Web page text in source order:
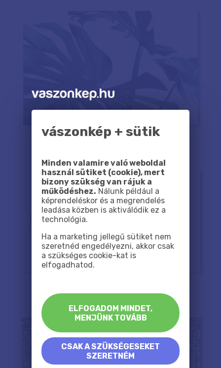
vászonkép + sütik
Minden valamire való weboldal
használ sütiket (cookie), mert
bizony szükség van rájuk a
működéshez. Nálunk például a
képrendeléskor és a megrendelés
leadása közben is aktiválódik ez a
technológia.
Ha a marketing jellegű sütiket nem
szeretnéd engedélyezni, akkor csak
a szükséges cookie-kat is
elfogadhatod.
ELFOGADOM MINDET,
MENJÜNK TOVÁBB
CSAK A SZÜKSÉGESEKET
SZERETNÉM